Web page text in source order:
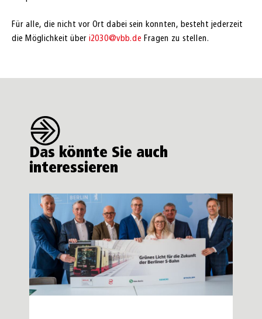
Für alle, die nicht vor Ort dabei sein konnten, besteht jederzeit
die Möglichkeit über i2030@vbb.de Fragen zu stellen.
Das könnte Sie auch
interessieren